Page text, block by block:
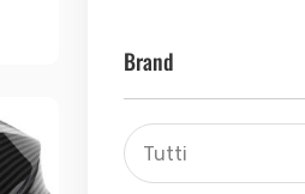
Brand
Tutti